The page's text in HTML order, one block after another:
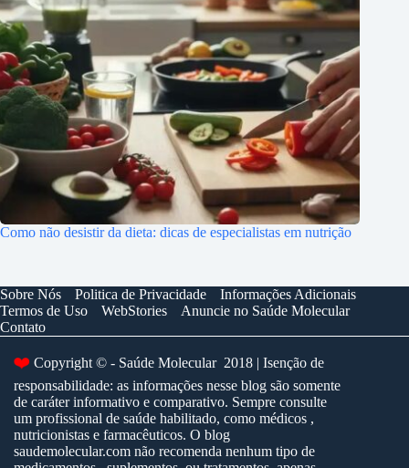
Como não desistir da dieta: dicas de especialistas em nutrição
Sobre Nós Politica de Privacidade
Informações Adicionais
Termos de Uso
WebStories
Anuncie no Saúde Molecular
Contato
❤️ Copyright © - Saúde Molecular 2018 | Isenção de
responsabilidade: as informações nesse blog são somente
de caráter informativo e comparativo. Sempre consulte
um profissional de saúde habilitado, como médicos ,
nutricionistas e farmacêuticos. O blog
saudemolecular.com não recomenda nenhum tipo de